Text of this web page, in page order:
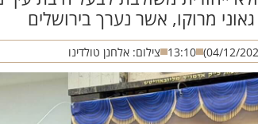
מרוקו, אשר נערך בירושלים
13:10 צילום: אלחנן טולדינו